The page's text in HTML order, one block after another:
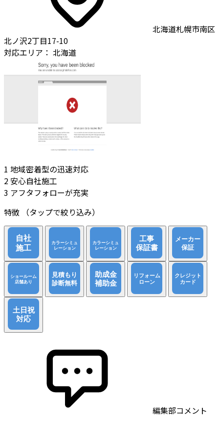
北海道札幌市南区
北ノ沢2丁目17-10
対応エリア： 北海道
1 地域密着型の迅速対応
2安心自社施工
3 アフタフォローが充実
特徴
（タップで絞り込み）
編集部コメント